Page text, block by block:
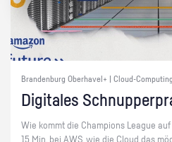
Brandenburg Oberhavel+ | Cloud-Computing
Di­gi­ta­les
Wie kommt die Cham­pi­ons Le­ague
15 Min. bei AWS, wie die Cloud das